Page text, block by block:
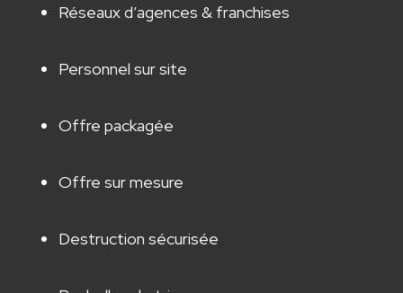
Réseaux d’agences & franchises
Personnel sur site
Offre packagée
Offre sur mesure
Destruction sécurisée